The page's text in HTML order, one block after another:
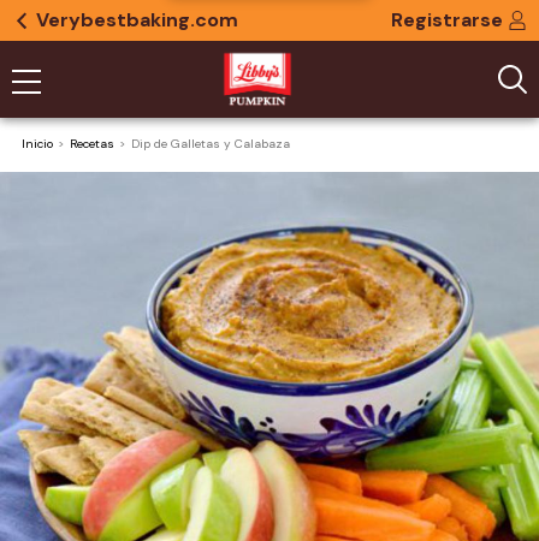
Verybestbaking.com Registrarse
Inicio Recetas Dip de Galletas y Calabaza